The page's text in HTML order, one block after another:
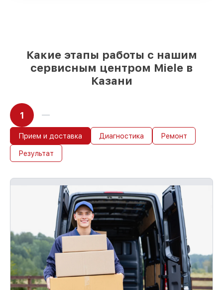
Какие этапы работы с нашим
сервисным центром Miele в
Казани
1
Прием и доставка Диагностика Ремонт
Результат